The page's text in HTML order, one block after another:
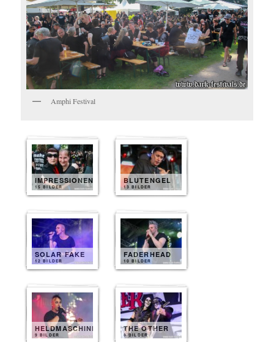
Amphi Festival
IMPRESSIONEN
15 BILDER
BLUTENGEL
13 BILDER
SOLAR FAKE
12 BILDER
FADERHEAD
10 BILDER
HELDMASCHINE
9 BILDER
THE OTHER
8 BILDER